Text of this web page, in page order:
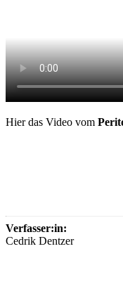
Hier das Video vom
Verfasser:in:
Cedrik Dentzer